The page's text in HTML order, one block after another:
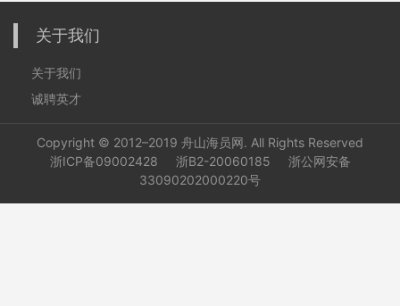
关于我们
关于我们
诚聘英才
Copyright © 2012–2019 舟山海员网. All Rights Reserved
浙ICP备09002428
浙B2-20060185
浙公网安备
33090202000220号